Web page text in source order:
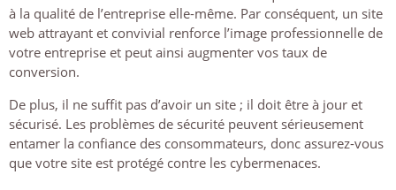
à la qualité de l’entreprise elle-même. Par conséquent, un site
web attrayant et convivial renforce l’image professionnelle de
votre entreprise et peut ainsi augmenter vos taux de
conversion.
De plus, il ne suffit pas d’avoir un site ; il doit être à jour et
sécurisé. Les problèmes de sécurité peuvent sérieusement
entamer la confiance des consommateurs, donc assurez-vous
que votre site est protégé contre les cybermenaces.